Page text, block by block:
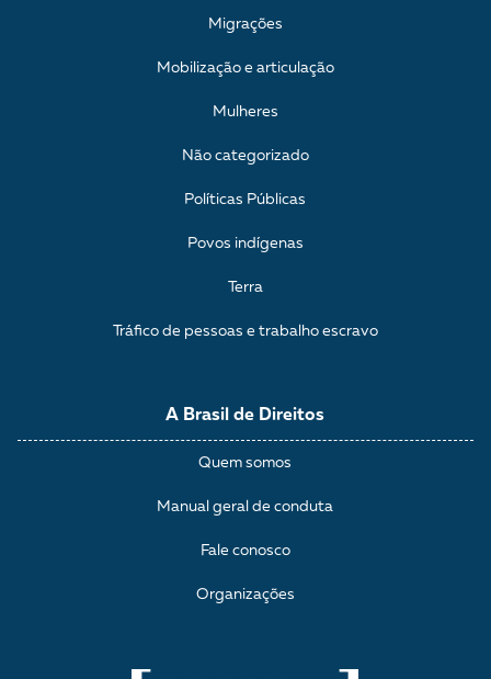
A Brasil de Direitos
Quem somos
Manual geral de conduta
Fale conosco
Organizações
Migrações
Mobilização e articulação
Mulheres
Não categorizado
Políticas Públicas
Povos indígenas
Terra
Tráfico de pessoas e trabalho escravo